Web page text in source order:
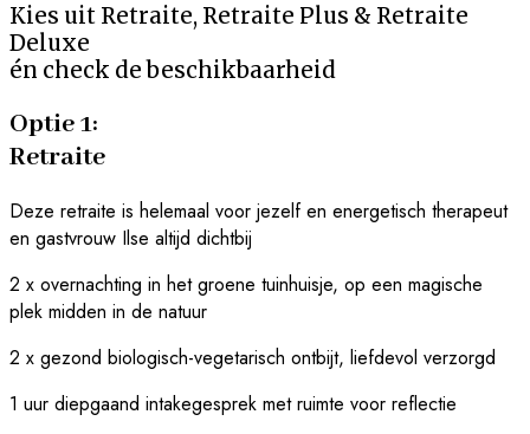
Kies uit Retraite, Retraite Plus & Retraite
Deluxe
én check de beschikbaarheid
Optie 1:
Retraite
Deze retraite is helemaal voor jezelf en energetisch therapeut
en gastvrouw Ilse altijd dichtbij
2 x overnachting in het groene tuinhuisje, op een magische
plek midden in de natuur
2 x gezond biologisch-vegetarisch ontbijt, liefdevol verzorgd
1 uur diepgaand intakegesprek met ruimte voor reflectie